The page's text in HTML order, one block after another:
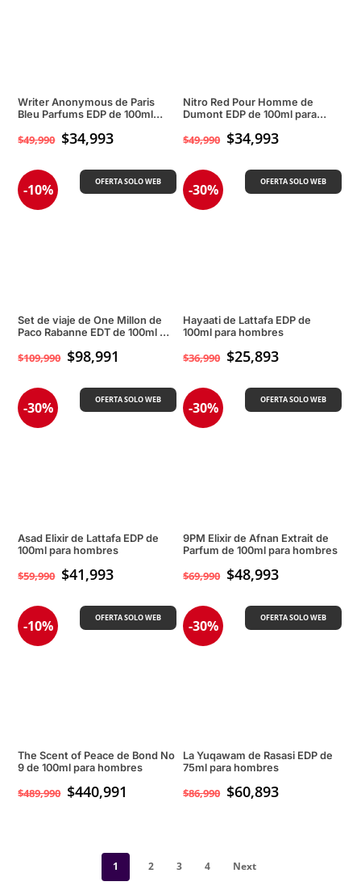
Writer Anonymous de Paris
Bleu Parfums EDP de 100ml
$49,990 $34,993
Nitro Red Pour Homme de
Dumont EDP de 100ml para
$49,990 $34,993
-10% OFERTA SOLO WEB
Set de viaje de One Millon de
Paco Rabanne EDT de 100ml +
$109,990 $98,991
OFERTA SOLO WEB
-30%
Hayaati de Lattafa EDP de
100ml para hombres
$36,990 $25,893
OFERTA SOLO WEB
-30%
Asad Elixir de Lattafa EDP de
100ml para hombres
$59,990 $41,993
OFERTA SOLO WEB
-30%
9PM Elixir de Afnan Extrait de
Parfum de 100ml para hombres
$69,990 $48,993
-10% OFERTA SOLO WEB
The Scent of Peace de Bond No
9 de 100ml para hombres
$489,990 $440,991
OFERTA SOLO WEB
-30%
La Yuqawam de Rasasi EDP de
75ml para hombres
$86,990 $60,893
1 2 3 4 Next